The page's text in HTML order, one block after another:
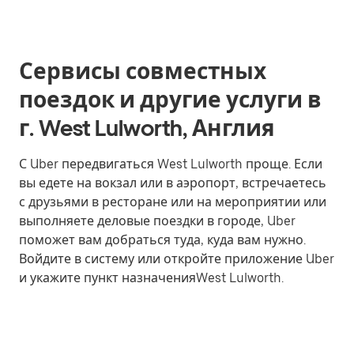
Сервисы совместных
поездок и другие услуги в
г. West Lulworth, Англия
С Uber передвигаться West Lulworth проще. Если
вы едете на вокзал или в аэропорт, встречаетесь
с друзьями в ресторане или на мероприятии или
выполняете деловые поездки в городе, Uber
поможет вам добраться туда, куда вам нужно.
Войдите в систему или откройте приложение Uber
и укажите пункт назначенияWest Lulworth.